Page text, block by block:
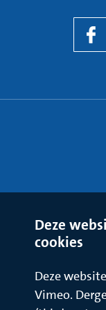
Deze
cookies
Deze
Vimeo.